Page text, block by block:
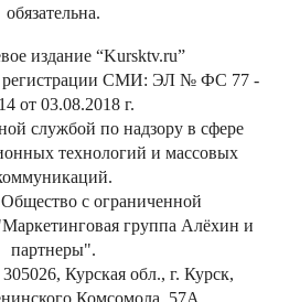
обязательна.
издание “Kursktv.ru”
о регистрации СМИ: ЭЛ № ФС 77 -
от 03.08.2018 г.
службой по надзору в сфере
технологий и массовых
с ограниченной
группа Алёхин и
партнеры".
Курская обл., г. Курск,